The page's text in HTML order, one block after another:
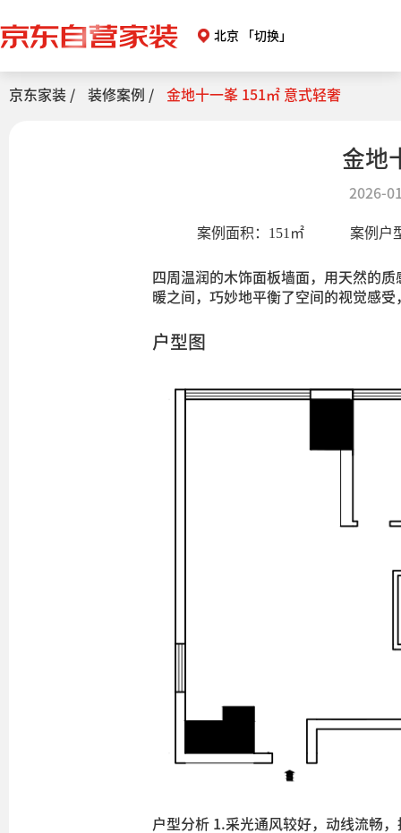
北京 「切换」
京东家装 / 装修案例 / 金地十一峯 151㎡ 意式轻奢
金地
2026-
案例面积： 151 ㎡ 案例户
四周温润的木饰面板墙面，用天然的
暖之间，巧妙地平衡了空间的视觉感
户型图
户型分析 1.采光通风较好，动线流畅